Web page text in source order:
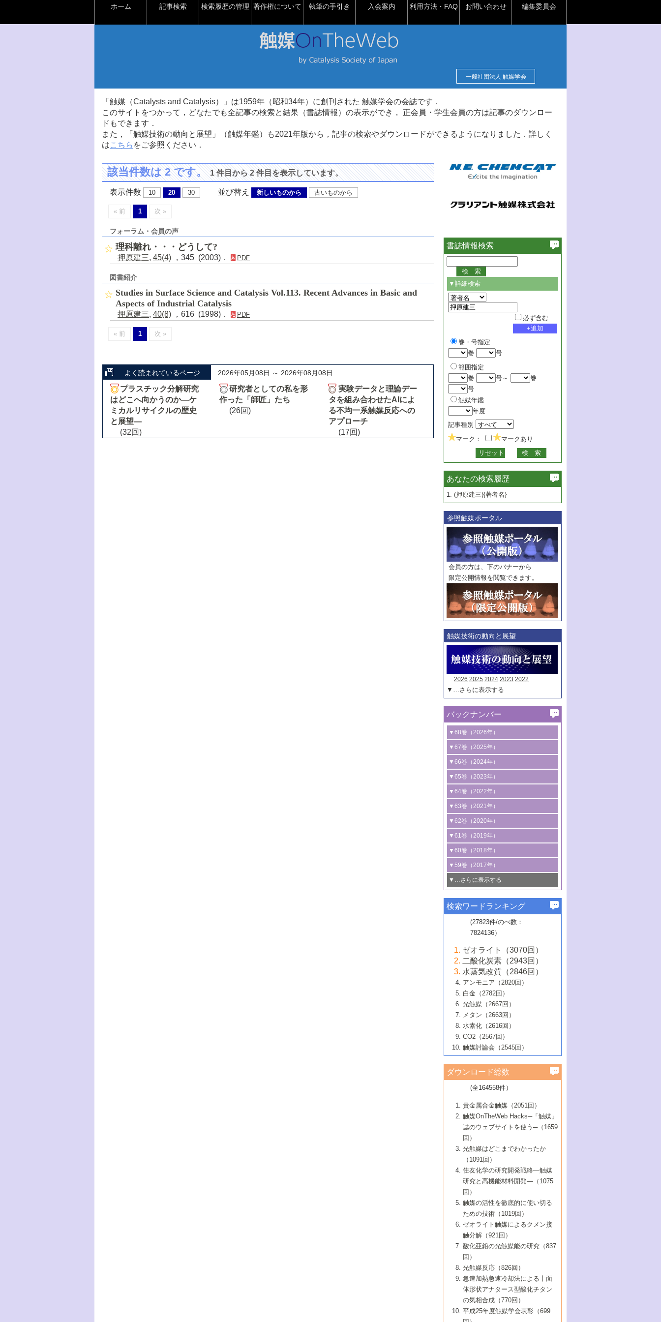
ホーム 記事検索 検索履歴の管理 著作権について 執筆の手引き 入会案内 利用方法・FAQ お問い合わせ 編集委員会
一般社団法人 触媒学会
「触媒（Catalysts and Catalysis）」は1959年（昭和34年）に創刊された 触媒学会の会誌です．
このサイトをつかって，どなたでも全記事の検索と結果（書誌情報）の表示ができ， 正会員・学生会員の方は記事のダウンロー
ドもできます．
また，「触媒技術の動向と展望」（触媒年鑑）も2021年版から，記事の検索やダウンロードができるようになりました．詳しく
はこちら をご参照ください．
該当件数は 2 です。1 件目から 2 件目を表示しています。
表示件数 10 20 30 並び替え 新しいものから 古いものから
« 前 1 次 »
フォーラム・会員の声
理科離れ・・・どうして?
押原建三, 45(4) ，345 (2003)． PDF
図書紹介
Studies in Surface Science and Catalysis Vol.113. Recent Advances in Basic and
Aspects of Industrial Catalysis
押原建三, 40(8) ，616 (1998)． PDF
« 前 1 次 »
よく読まれているページ 2026年05月08日 ～ 2026年08月08日
プラスチック分解研究
はどこへ向かうのか―ケ
ミカルリサイクルの歴史
と展望―
(32回)
研究者としての私を形
作った「師匠」たち
(26回)
実験データと理論デー
タを組み合わせたAIによ
る不均一系触媒反応への
アプローチ
(17回)
書誌情報検索
▼詳細検索
必ず含む
巻・号指定
巻
号
範囲指定
巻
号～
巻
号
触媒年鑑
年度
記事種別
マーク：
マークあり
あなたの検索履歴
1. (押原建三){著者名}
参照触媒ポータル
会員の方は、下のバナーから
限定公開情報を閲覧できます。
触媒技術の動向と展望
2026 2025 2024 2023 2022
▼…さらに表示する
バックナンバー
▼68巻（2026年）
1号 過酸化水素合成に関する研究動向
2号 コンピューター技術により加速する
触媒開発
3号 有機分子変換やCO 資源化のための
光触媒に関する最近の研究
B号 第137回触媒討論会（2026年）
▼67巻（2025年）
1号 CO
水素化によるグリーン燃料/グリ
ーンケミカル製造
2号 水素製造のための水分解技術に関す
る最近の研究
3号 オレフィン系樹脂の精密合成に関す
る最新技術
4号 アルコール類の効率的変換を実現す
る非貴金属触媒の研究動向
5号 ゼオライトの合成と応用における研
究動向
6号 ヘテロ接合界面
B号 第135回触媒討論会（2025年）
▼66巻（2024年）
1号 低次元ナノ構造を有する触媒材料
2号 規制反応場を活用した固体触媒研究
の新展開
3号 未踏分子変換を目指した酸化触媒プ
ロセスの最前線
4号 シンクロトロン放射光および中性子
線を利用した触媒解析技術の最先端
5号 単原子触媒
6号 参照触媒委員会からのお知らせ
B号 第133回触媒討論会（2023年）
▼65巻（2023年）
1号 炭素が関わる触媒機能
2号 プラスチックケミカルリサイクルの
ための触媒技術
3号 非酸化物系金属化合物を基盤とした
触媒材料の開発
4号 格子酸素・格子酸素欠陥を利用した
触媒反応
5号 生体触媒によるエネルギー変換反応
6号 窒素とリンの循環のための触媒・機
能性材料
▼64巻（2022年）
1号 合成ガス製造とCOを用いるケミカル
ズ合成の最新動向
2号 化学品合成のための合金触媒開発
3号 CO の排出削減および有効活用のた
めの触媒技術
4号 若手による情報発信企画～とびたて
若き触媒の研究者たち～（1）
若き触媒の研究者たち～（2）
6号 石油のノーブル・ユースを志向した
触媒技術
大学：オンライン・対面開催）
▼63巻（2021年）
1号 金触媒の新展開
2号 ペロブスカイト
3号 特殊反応場を利用した触媒的分子変
換反応
4号 多孔質材料を用いた触媒の新展開
5号 情報学的手法を用いた触媒開発
6号 カーボンニュートラルに向けた電解
技術
B号 第127回触媒討論会（2021年・オン
ライン開催(Zoom)のみ）
▼62巻（2020年）
1号 触媒設計を拓く欠陥構造のキャラク
タリゼーション
2号 機能化学品製造に資するクリーンな
触媒的酸化反応
3号 水処理のための触媒化学
4号 光触媒を用いた水分解の最新の研究
動向
5号 次世代の触媒プロセスを支えるマイ
6号 メタン転換技術の最新動向
B号 第125回触媒討論会（2020年・工学
院大学）
▼61巻（2019年）
1号 物質移動制御に着目した触媒プロセ
ス開発
2号 CO2 フリー水素サプライチェーンに
関わる触媒開発動向
3号 精密高分子合成に関する最近の研究
動向
4号 バイオマス化成品製造のための触媒
5号 固体触媒による含窒素有機化合物変
換の最前線
6号 貴金属使用量低減に向けた自動車排
ガス浄化触媒の開発
B号 第123回触媒討論会（2019年・大阪
▼60巻（2018年）
1号 固体酸触媒の最新の研究動向
2号 二酸化炭素からの有用化学品合成
3号 ナノ粒子・クラスター触媒の最前線
4号 60周年記念企画
5号 進化するゼオライト合成技術
6号 非貴金属系触媒における電気化学的
B号 第121回触媒討論会（2018年・東京
大学）
▼59巻（2017年）
1号 いたるところに，触媒
最先端技術
3号 無機分離膜材料の開発と触媒反応プ
ロセスへの適用
5号 水素のふるまいを解き明かす最先端
研究
6号 低級アルカンの有効利用のための触
媒技術
B号 第119回触媒討論会（2017年・首都
大学東京）
▼…さらに表示する
1号 ユニークな構造の高分子を生み出す触
2号 リグニンからの化成品製造に向けた触
媒技術
3号 触媒研究の最先端～とびたて若き研究
者たち～（1）
4号 触媒研究の最先端～とびたて若き研究
者たち～（2）
5号 触媒研究の最先端～とびたて若き研究
者たち～（3）
6号 イオニクス材料と燃料電池・電解合成
の最新の研究動向
B号 第117回触媒討論会（2016年・大阪府
立大学）
▼57巻（2015年）
1号 水素キャリアにかかわる触媒技術の新
2号 石油精製用触媒の最近の進展
3号 固体酸化物形燃料電池（SOFC）におけ
るアノード触媒上での燃料直接改質技術
4号 コアシェル構造の制御による触媒機能
5号 工業触媒およびその周辺技術の最近の
進歩
6号 ナノシート
B号 第115回触媒討論会（2015年・成蹊大
▼56巻（2014年）
2号 光触媒反応機構に関する最新の研究動
向
開発動向
4号 人工光合成に向けた近年のアプローチ
5号 未利用熱エネルギーの有効活用に貢献
する触媒技術
6号 ポリオキソメタレート
B号 第113回触媒討論会（2014年・ロワジ
ールホテル豊橋）
1号 高耐久性燃料電池システム用触媒にお
ける新展開
2号 リビングラジカル重合の最近の動向
3号 天然ガスの化学工業的展開に関する触
媒技術
4号 貴金属触媒の精密構造制御とその活用
5号 バイオマス化成品製造のための固体触
6号 ナノ空間─吸着状態解析から新機能開拓
B号 第111回触媒討論会（2013年・関西大
▼54巻（2012年）
1号 規則性多孔体の利用技術における最近
の進歩
2号 第109回触媒討論会
3号 貴金属低減技術の最新動向
4号 貴金属代替技術の最新動向
5号 光触媒による物質変換反応の新展開
6号 グラフェン
7号 水素を利用する化成品合成の新潮流
▼53巻（2011年）
1号 金属学から見る合金触媒の新展開
2号 第107回触媒討論会
3号 触媒のその場観察法の進歩（１）
4号 触媒のその場観察法の進歩（２）
5号 不活性結合の触媒的活性化による有機
合成
6号 新しい固体酸触媒技術
7号 ゼオライト合成における最近の進歩
▼52巻（2010年）
1号 触媒の劣化対策と長寿命触媒開発
2号 第105回触媒討論会
3号 ナノ構造が拓く新機能
4号 活性サイトおよびその環境の精密な設
計による触媒の高機能化
5号 触媒を有効に使うための技術
7号 有機分子触媒による精密有機合成
8号 高機能化ポリオレフィンに向けた重合
触媒の最近の進展
1号 炭素材料－熱い注目を集める材料－
2号 第103回触媒討論会
3号 環境浄化用光触媒の現状と課題
4号 水素社会の実現に向けた水素製造・貯
蔵技術の進歩
5号 CO2が関わる触媒・材料
7号 持続可能社会実現のための触媒および
触媒関連技術
▼50巻（2008年）
1号 触媒化学と学会のこの10年，半世紀，
そして未来
2号 第101回触媒討論会
4号 錯体を利用したユニークな表面構造の
構築と機能
5号 若手会員による触媒研究の未来展望1：
企業編
6号 第102回触媒討論会
7号 触媒・化学反応における計算化学の進
8号 若手研究者による触媒研究の未来展望
2：大学・研究所編
▼49巻（2007年）
1号 含フッ素化合物の合成と触媒
2号 第99回触媒討論会
3号 実用的ファインケミカル合成プロセス
を実現する触媒
5号 こんな物質，あんな物質―新たな触媒
の可能性―
7号 『結晶の化学』を活かした触媒研究
8号 イオン液体の応用
▼48巻（2006年）
1号 固体酸触媒の最近の進歩
2号 第97回触媒討論会
3号 リビング重合触媒の最近の展開
5号 水素製造・貯蔵のための触媒技術の新
しい展開
6号 第98回触媒討論会
7号 基礎化学品製造の触媒技術
8号 多機能型リアクター
1号 最近の触媒担体とその効果
2号 第95回触媒討論会
4号 水分解用光触媒材料
5号 時間分解分光の進歩と応用
6号 第96回触媒討論会
8号 超臨界流体を用いた化学プロセスの新
▼46巻（2004年）
1号 部分酸化反応触媒の最前線
2号 第93回触媒討論会
3号 特殊エネルギー場の触媒反応
4号 生体内における金属の触媒作用
5号 ファインケミカルズの展開に寄与する
6号 第94回触媒討論会
7号 サブナノレベルでみた新しい表面現象
8号 オレフィン重合触媒の新たな展
▼45巻（2003年）
1号 なぜこの触媒が良いのか？
2号 第91回触媒討論会
3号 最近の自動車排ガス処理技術
4号 触媒研究の現状と将来─第90回触媒討論
5号 基礎化学品製造の触媒技術
6号 第92回触媒討論会
7号 基礎化学品製造の触媒技術
8号 資源の循環と触媒技術
▼44巻（2002年）
1号 高次制御された触媒の化学
2号 第89回触媒討論会
3号 触媒を利用した電気化学の新展開
4号 ナノ材料の調製と機能化
5号 こんな触媒が欲しい
6号 第90回触媒討論会
7号 触媒研究と学術雑誌/情報
8号 若い世代からみた触媒化学の現状と未
▼43巻（2001年）
1号 グリーンケミストリーと触媒
2号 第87回触媒討論会特集号
3号 生体触媒とバイオプロセス
4号 水素製造・利用の触媒化学
5号 触媒研究における新しい切り口：コン
ビナトリアルケミストリー
6号 第88回触媒討論会特集号
7号 企業における触媒研究のブレークスル
8号 この材料を触媒として使ってみません
▼42巻（2000年）
1号 触媒反応工学の明日を拓く
2号 第85回触媒討論会
3号 反応ダイナミクス
5号 触媒のおもしろさをどのように伝える
6号 第86回触媒討論会
7号 水素化精製触媒の新しい展開
8号 新しい反応性と機能性を目指した金属
クラスタ-化学
▼41巻（1999年）
1号 孔、穴、あな?-特異な空間とその利用-
2号 第83回触媒討論会
3号 均一系触媒反応最前線
4号 実用炭素材料の新展開
5号 研究の方法論を考える
7号 機能性金属材料と触媒
8号 触媒研究へのNMRの応用と展望
▼40巻（1998年）
進展と21世紀への提言/創立40周年記念・触
媒学会この10年の歩みとこれから/創立40周
2号 第81回触媒討論会
3号 計算機触媒化学へのさそい
4号 触媒劣化の制御と予測
5号 最新の実用プロセスと触媒
6号 第82回触媒討論会
7号 ナノ構造体の化学
8号 あの反応は今
1号 均一系と不均一系触媒反応-その特徴と
接点
2号 第79回触媒討論会
3号 最新NO除去触媒の実用化研究
4号 新しい反応場を目指した触媒調製
5号 反応・分離技術の新しい展開
6号 第80回触媒討論会
8号 AFMでみる世界
▼38巻（1996年）
1号 触媒の構造と触媒作用/C1化学を中心と
する21世紀への触媒
3号 オリンピックメダル:金・銀・銅はどん
な触媒作用を示すか
4号 触媒作用における機能の複合化
5号 未来を拓け！若手研究者
6号 第78回触媒討論会
7号 ダイナミックな領域への触媒研究の展
開/C1化学を中心とする21世紀への触媒
▼37巻（1995年）
1号 ファインケミカルズと固体触媒
2号 第75回触媒討論会
3号 希土類を利用した触媒
4号 触媒とリサイクル
5号 エネルギー変換触媒
6号 第76回触媒討論会
7号 表面吸着相の新しい展開
8号 マイクロポーラス・クリスタル触媒の
▼36巻（1994年）
1号 電気化学と触媒
2号 第73回触媒討論会
3号 C4化学の展開
4号 《通常号》
5号 《通常号》
6号 第74回触媒討論会
▼35巻（1993年）
1号 工業触媒開発マニュアル―探索から工
業化まで
2号 第71回触媒討論会
3号 研究開発のうらおもて―着想と展開
4号 触媒劣化と寿命の予測
5号 環境に優しい触媒
▼34巻（1992年）
1号 インパクトを与えたこの研究
2号 第69回触媒討論会
3号 ケミカルズ合成触媒―新しい展開と応
▼33巻（1991年）
1号 触媒プロセス開発マニュアル―探索か
ら工業化まで，知っておきたいこと PartII
2号 第67回触媒討論会
▼32巻（1990年）
1号 21世紀に向けて触媒研究の飛躍をめざ
す―触媒化学の裾野を広げよう
2号 第65回触媒討論会
▼31巻（1989年）
1号 情報科学と反応設計・材料設計
▼30巻（1988年）
検索ワードランキング
(27823件/のべ数：
7824136）
ゼオライト（3070回）
二酸化炭素（2943回）
水蒸気改質（2846回）
アンモニア（2820回）
白金（2782回）
光触媒（2667回）
メタン（2663回）
水素化（2616回）
CO2（2567回）
触媒討論会（2545回）
ダウンロード総数
(全164558件）
貴金属合金触媒（2051回）
触媒OnTheWeb Hacks─「触媒」
誌のウェブサイトを使う─（1659
回）
光触媒はどこまでわかったか
（1091回）
住友化学の研究開発戦略―触媒
研究と高機能材料開発―（1075
回）
触媒の活性を徹底的に使い切る
ための技術（1019回）
ゼオライト触媒によるクメン接
触分解（921回）
酸化亜鉛の光触媒能の研究（837
回）
光触媒反応（826回）
急速加熱急速冷却法による十面
体形状アナタース型酸化チタン
の気相合成（770回）
平成25年度触媒学会表彰（699